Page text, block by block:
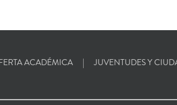
ACADÉMICA JUVENTUDES Y